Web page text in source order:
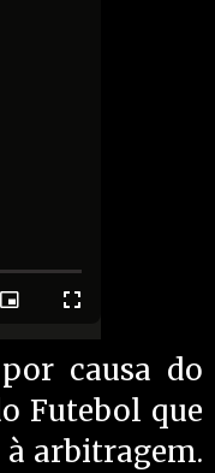
causa do
Futebol que
à arbitragem.